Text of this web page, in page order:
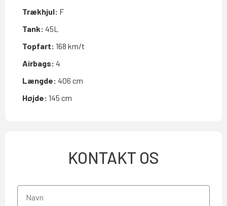
Trækhjul: F
Tank: 45L
Topfart: 168 km/t
Airbags: 4
Længde: 406 cm
Højde: 145 cm
KONTAKT OS